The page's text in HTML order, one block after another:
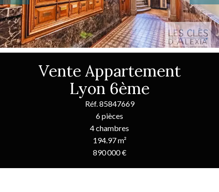
Vente Appartement
Lyon 6ème
Réf. 85847669
6 pièces
4 chambres
194.97 m²
890 000 €